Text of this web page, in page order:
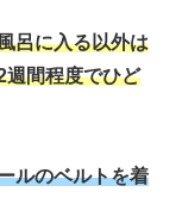
呂に入る以外は
週間程度でひど
ルのベルトを着